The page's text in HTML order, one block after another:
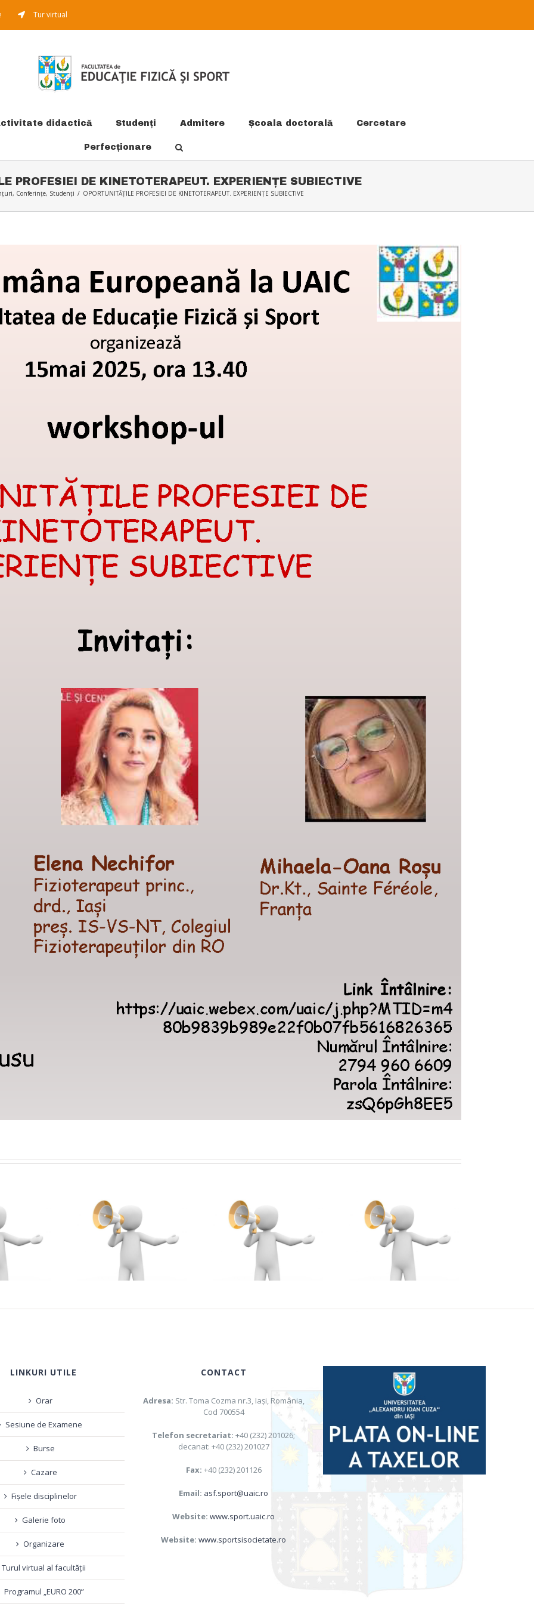
Tur virtual
didactică Studenți Admitere Şcoala doctorală Cercetare
Perfecționare
PROFESIEI DE KINETOTERAPEUT. EXPERIENȚE SUBIECTIVE
, Conferințe, Studenți / OPORTUNITĂȚILE PROFESIEI DE KINETOTERAPEUT. EXPERIENȚE SUBIECTIVE
– la
1 al
de
formare
în
universitar
ANUNȚ Absolvenți
MASTER – examen
de DISERTAȚIE
sesiunea iulie 2026
Cererile de
transfer
LINKURI UTILE
Orar
Sesiune de Examene
Burse
Cazare
Fișele disciplinelor
Galerie foto
Organizare
Turul virtual al facultății
Programul „EURO 200”
CONTACT
Adresa: Str. Toma Cozma nr.3, Iaşi, România,
Cod 700554
Telefon secretariat:+40 (232) 201026;
decanat: +40 (232) 201027
Fax: +40 (232) 201126
Email: asf.sport@uaic.ro
Website:www.sport.uaic.ro
Website:www.sportsisocietate.ro